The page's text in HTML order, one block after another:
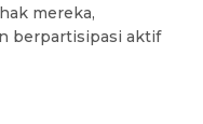
mereka,
berpartisipasi aktif